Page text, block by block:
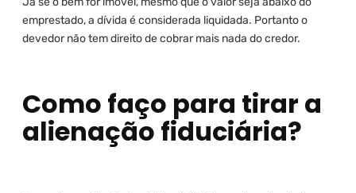
emprestado, a dívida é considerada liquidada. Portanto o
devedor não tem direito de cobrar mais nada do credor.
Como faço para tirar a
alienação fiduciária?